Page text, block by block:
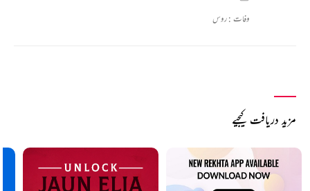
وفات :روس
مزید دریافت کیجیے